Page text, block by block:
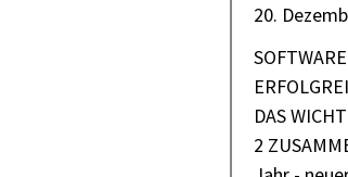
20.
DAS
2